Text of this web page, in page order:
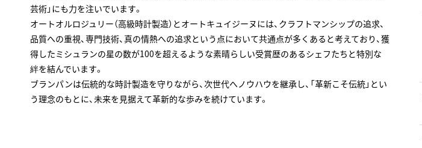
芸術」にも力を注いでいます。
オートオルロジュリー（高級時計製造）とオートキュイジーヌには、クラフトマンシップの追求、
品質への重視、専門技術、真の情熱への追求という点において共通点が多くあると考えており、獲
得したミシュランの星の数が100を超えるような素晴らしい受賞歴のあるシェフたちと特別な
絆を結んでいます。
ブランパンは伝統的な時計製造を守りながら、次世代へノウハウを継承し、「革新こそ伝統」とい
う理念のもとに、未来を見据えて革新的な歩みを続けています。